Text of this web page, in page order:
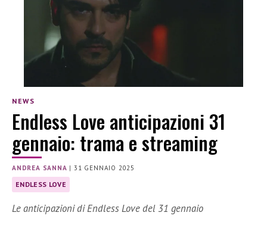
NEWS
Endless Love anticipazioni 31
gennaio: trama e streaming
ANDREA SANNA |31 GENNAIO 2025
ENDLESS LOVE
Le anticipazioni di Endless Love del 31 gennaio